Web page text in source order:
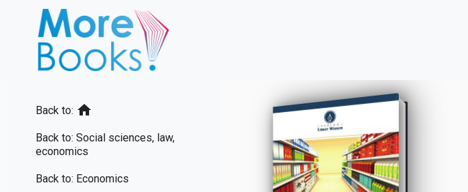
Back to: home
Back to: Social sciences, law,
economics
Back to: Economics